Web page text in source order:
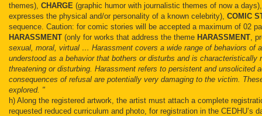
themes), CHARGE (graphic humor with journalistic themes of now a
expresses the physical and/or personality of a known celebrity), COMIC
sequence. Caution: for comic stories will be accepted a maximum of 02
HARASSMENT (only for works that address the theme HARASSMENT ,
sexual, moral, virtual … Harassment covers a wide range of behaviors of
understood as a behavior that bothers or disturbs and is
threatening or disturbing. Harassment refers to persistent and unsolicited
consequences of refusal are potentially very damaging to the victim.
explored. "
h) Along the registered artwork, the artist must attach a complete
requested reduced curriculum and photo, for registration in the CEDHU’s